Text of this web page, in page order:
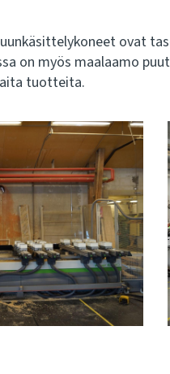
ovat
on myös maalaamo
tuotteita.